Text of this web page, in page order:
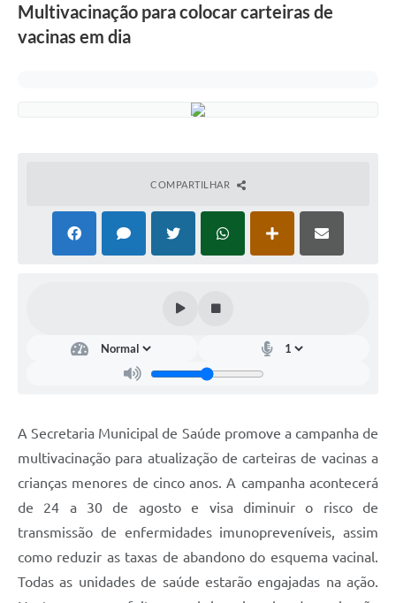
Multivacinação para colocar carteiras de
vacinas em dia
COMPARTILHAR
A Secretaria Municipal de Saúde promove a campanha de
multivacinação para atualização de carteiras de vacinas a
crianças menores de cinco anos. A campanha acontecerá
de 24 a 30 de agosto e visa diminuir o risco de
transmissão de enfermidades imunopreveníveis, assim
como reduzir as taxas de abandono do esquema vacinal.
Todas as unidades de saúde estarão engajadas na ação.